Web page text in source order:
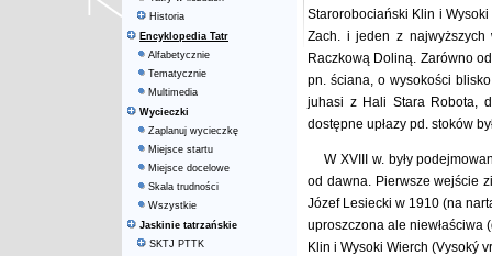
Historia
Encyklopedia Tatr
Alfabetycznie
Tematycznie
Multimedia
Wycieczki
Zaplanuj wycieczkę
Miejsce startu
Miejsce docelowe
Skala trudności
Wszystkie
Jaskinie tatrzańskie
SKTJ PTTK
Starorobociański Klin i
Zach. i jeden z najwyższych
Raczkową Doliną. Zarówno
pn. ściana, o wysokości
juhasi z Hali Stara Robota,
dostępne upłazy pd. stoków
W XVIII w. były
od dawna. Pierwsze wejście
Józef Lesiecki w 1910 (na
uproszczona ale niewłaściwa
Klin i Wysoki Wierch (Vysoký